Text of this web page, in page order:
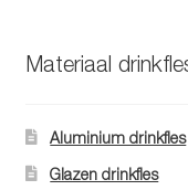
Materiaal
Aluminium drinkfles
Glazen drinkfles